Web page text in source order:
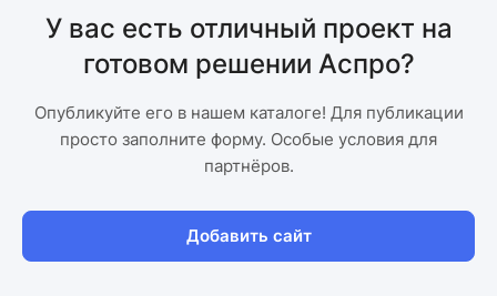
У вас есть отличный проект на
готовом решении Аспро?
Опубликуйте его в нашем каталоге! Для публикации
просто заполните форму. Особые условия для
партнёров.
Добавить сайт